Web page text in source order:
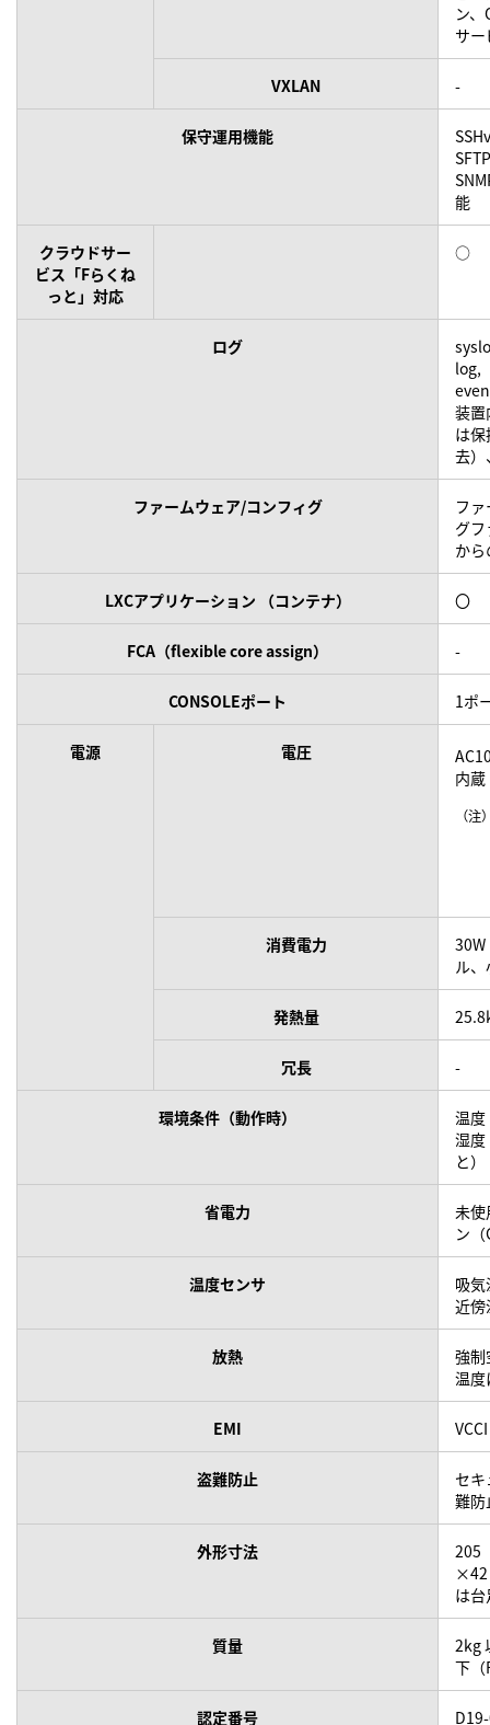
ン
サー
VXLAN -
保守運用機能
能
クラウドサー
ビス「Fらくね
っと」対応
○
ログ
log,
装置
は
去）
ファームウェア/コンフィグ
フ
グ
か
LXCアプリケーション （コンテナ） 〇
FCA（flexible core assign） -
CONSOLEポート 1ポ
電源 電圧
内蔵
（注
消費電力
ル
発熱量
冗長 -
環境条件（動作時）
温
湿度
と）
省電力
未使
ン
温度センサ
吸
近傍
放熱
強制
温度
EMI
盗難防止
セ
難防
外形寸法
205
×42
は
質量
2kg
下（
認定番号